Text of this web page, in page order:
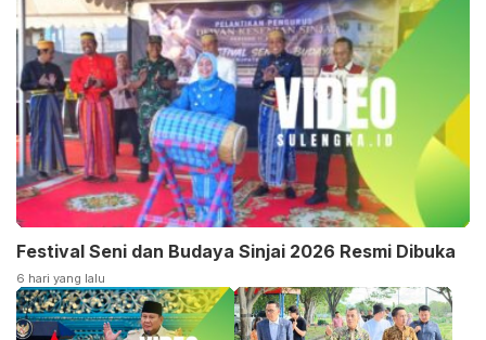
Festival Seni dan Budaya Sinjai 2026 Resmi Dibuka
6 hari yang lalu